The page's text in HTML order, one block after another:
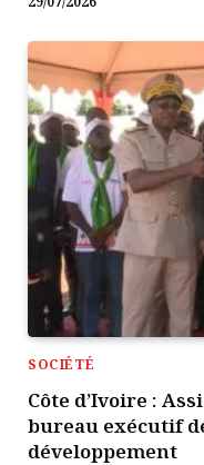
SOCIÉTÉ
Côte d’Ivoire :
bureau exécutif
développement